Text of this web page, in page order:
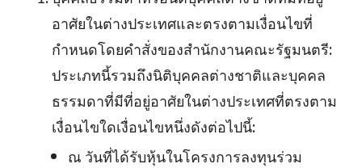
อาศัยในต่างประเทศและตรงตามเงื่อนไขที่
กำหนดโดยคำสั่งของสำนักงานคณะรัฐมนตรี:
ประเภทนี้รวมถึงนิติบุคคลต่างชาติและบุคคล
ธรรมดาที่มีที่อยู่อาศัยในต่างประเทศที่ตรงตาม
เงื่อนไขใดเงื่อนไขหนึ่งดังต่อไปนี้:
ณ วันที่ได้รับหุ้นในโครงการลงทุนร่วม